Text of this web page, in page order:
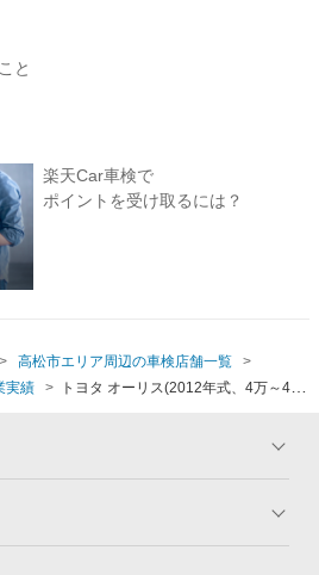
と
楽天Car車検で
ポイントを受け取るには？
高松市エリア周辺の車検店舗一覧
実績
トヨタ オーリス(2012年式、4万～4万5